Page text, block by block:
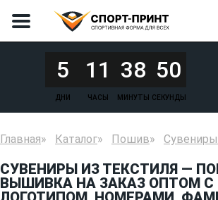
5
ДНИ
11
ЧАСЫ
38
МИНУТЫ
50
СЕКУНДЫ
Главная Каталог Пошив Сувениры
СУВЕНИРЫ ИЗ ТЕКСТИЛЯ —
ВЫШИВКА НА ЗАКАЗ ОПТОМ С